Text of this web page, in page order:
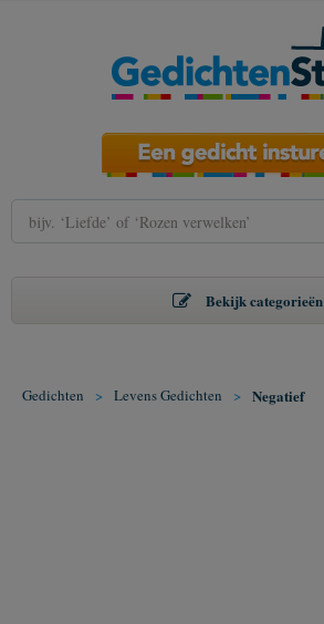
Bekijk categorieën
Gedichten > Levens Gedichten > Negatief